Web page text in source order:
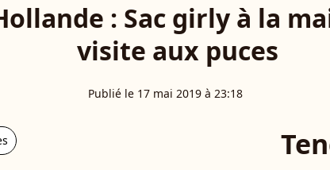
: Sac girly à la
visite aux puces
Publié le 17 mai 2019 à 23:18